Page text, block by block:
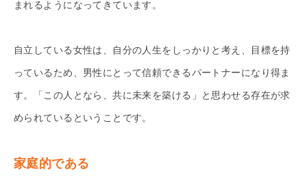
まれるようになってきています。
自立している女性は、自分の人生をしっかりと考え、目標を持
っているため、男性にとって信頼できるパートナーになり得ま
す。「この人となら、共に未来を築ける」と思わせる存在が求
められているということです。
家庭的である